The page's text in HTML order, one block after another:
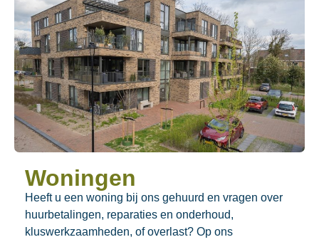
Woningen
Heeft u een woning bij ons gehuurd en vragen over
huurbetalingen, reparaties en onderhoud,
kluswerkzaamheden, of overlast? Op ons